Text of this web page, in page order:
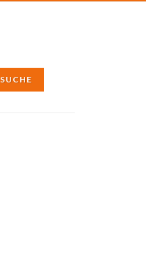
SUCHE